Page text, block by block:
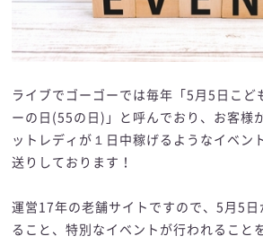
ライブでゴーゴーでは毎年「5月5日こど
ーの日(55の日)」と呼んでおり、お客様
ットレディが１日中稼げるようなイベン
送りしております！
運営17年の老舗サイトですので、5月5日
ること、特別なイベントが行われること